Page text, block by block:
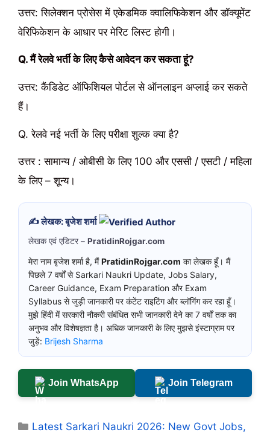
उत्तर: सिलेक्शन प्रोसेस में एकेडमिक क्वालिफिकेशन और डॉक्यूमेंट
वेरिफिकेशन के आधार पर मेरिट लिस्ट होगी।
Q. मैं रेलवे भर्ती के लिए कैसे आवेदन कर सकता हूं?
उत्तर: कैंडिडेट ऑफिशियल पोर्टल से ऑनलाइन अप्लाई कर सकते
हैं।
Q. रेलवे नई भर्ती के लिए परीक्षा शुल्क क्या है?
उत्तर : सामान्य / ओबीसी के लिए 100 और एससी / एसटी / महिला
के लिए – शून्य।
✍️ लेखक: बृजेश शर्मा
लेखक एवं एडिटर – PratidinRojgar.com
मेरा नाम बृजेश शर्मा है, मैंPratidinRojgar.com का लेखक हूँ। मैं
पिछले 7 वर्षों से Sarkari Naukri Update, Jobs Salary,
Career Guidance, Exam Preparation और Exam
Syllabus से जुड़ी जानकारी पर कंटेंट राइटिंग और ब्लॉगिंग कर रहा हूँ।
मुझे हिंदी में सरकारी नौकरी संबंधित सभी जानकारी देने का 7 वर्षों तक का
अनुभव और विशेषज्ञता है। अधिक जानकारी के लिए मुझसे इंस्टाग्राम पर
जुड़ें: Brijesh Sharma
Join WhatsApp Join Telegram
Categories
Latest Sarkari Naukri 2026: New Govt Jobs,